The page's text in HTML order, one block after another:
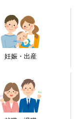
妊娠・出産